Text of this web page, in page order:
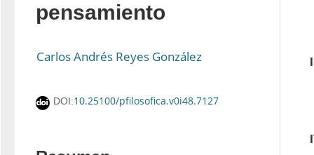
pensamiento
Carlos Andrés Reyes González
DOI:10.25100/pfilosofica.v0i48.7127